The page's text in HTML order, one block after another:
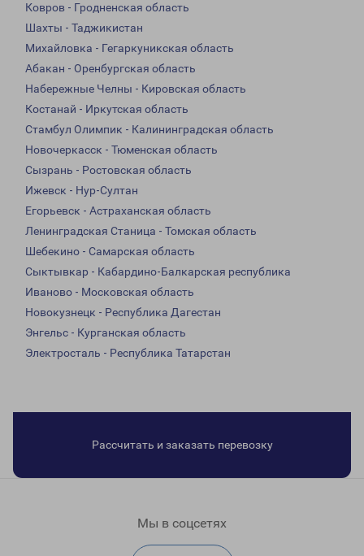
Ковров - Гродненская область
Шахты - Таджикистан
Михайловка - Гегаркуникская область
Абакан - Оренбургская область
Набережные Челны - Кировская область
Костанай - Иркутская область
Стамбул Олимпик - Калининградская область
Новочеркасск - Тюменская область
Сызрань - Ростовская область
Ижевск - Нур-Султан
Егорьевск - Астраханская область
Ленинградская Станица - Томская область
Шебекино - Самарская область
Сыктывкар - Кабардино-Балкарская республика
Иваново - Московская область
Новокузнецк - Республика Дагестан
Энгельс - Курганская область
Электросталь - Республика Татарстан
Рассчитать и заказать перевозку
Мы в соцсетях